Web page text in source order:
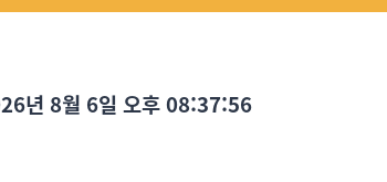
년 8월 6일 오후 08:37:57